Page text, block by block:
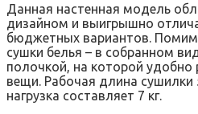
Данная настенная модель
дизайном и выигрышно
бюджетных вариантов.
сушки белья – в собранном
полочкой, на которой удобно
вещи. Рабочая длина сушилки
нагрузка составляет 7 кг.